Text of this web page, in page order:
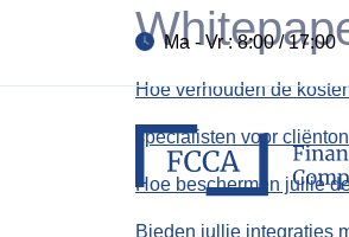
Ma - Vr : 8:00 / 17:00
Hoe verhouden de
specialisten voor
Hoe beschermen jullie
Bieden jullie integraties